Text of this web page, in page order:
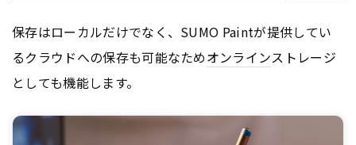
保存はローカルだけでなく、SUMO Paintが提供してい
るクラウドへの保存も可能なためオンラインストレージ
としても機能します。